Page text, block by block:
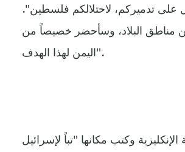
على تدميركم، لاحتلالكم فلسطين".
البلاد، وسأحضر خصيصاً من
اليمن لهذا الهدف".
وكتب مكانها "تباً لإسرائيل"